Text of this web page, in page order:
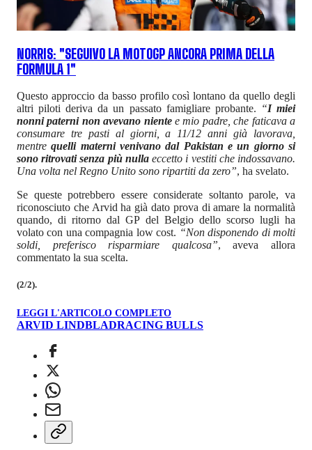
NORRIS: "SEGUIVO LA MOTOGP ANCORA PRIMA DELLA
FORMULA 1"
Questo approccio da basso profilo così lontano da quello degli
altri piloti deriva da un passato famigliare probante. “I miei
nonni paterni non avevano nientee mio padre, che faticava a
consumare tre pasti al giorni, a 11/12 anni già lavorava,
mentre quelli materni venivano dal Pakistan e un giorno si
sono ritrovati senza più nullaeccetto i vestiti che indossavano.
Una volta nel Regno Unito sono ripartiti da zero”, ha svelato.
Se queste potrebbero essere considerate soltanto parole, va
riconosciuto che Arvid ha già dato prova di amare la normalità
quando, di ritorno dal GP del Belgio dello scorso lugli ha
volato con una compagnia low cost. “Non disponendo di molti
soldi, preferisco risparmiare qualcosa”, aveva allora
commentato la sua scelta.
(2/2).
LEGGI L'ARTICOLO COMPLETO
ARVID LINDBLADRACING BULLS